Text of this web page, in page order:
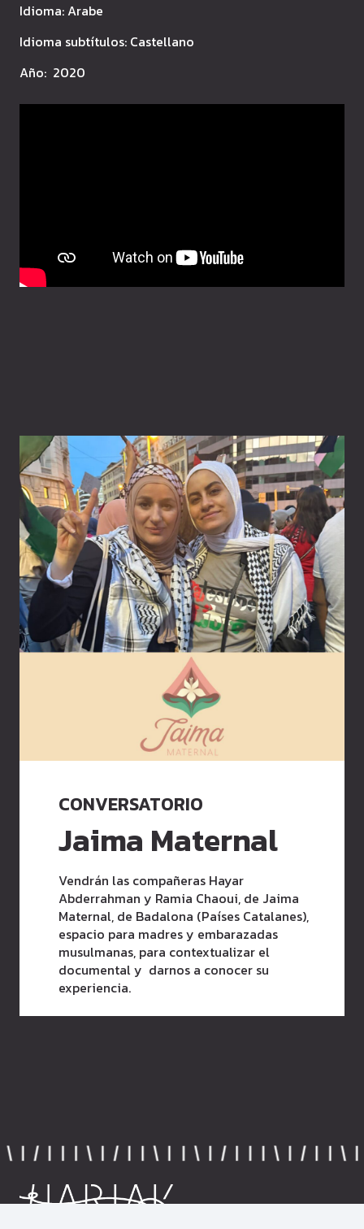
Idioma: Arabe
Idioma subtítulos: Castellano
Año: 2020
CONVERSATORIO
Jaima Maternal
Vendrán las compañeras Hayar
Abderrahman y Ramia Chaoui, de Jaima
Maternal, de Badalona (Países Catalanes),
espacio para madres y embarazadas
musulmanas, para contextualizar el
documental y darnos a conocer su
experiencia.